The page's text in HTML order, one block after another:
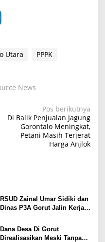
Utara
PPPK
News
Pos berikutnya
Di Balik Penjualan Jagung
Gorontalo Meningkat,
Petani Masih Terjerat
Harga Anjlok
RSUD Zainal Umar Sidiki dan
Dinas P3A Gorut Jalin Kerja
dan Anak
Dana Desa Di Gorut
Direalisasikan Meski Tanpa